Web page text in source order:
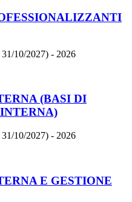
10/2027) - 2026
(BASI DI
10/2027) - 2026
E GESTIONE